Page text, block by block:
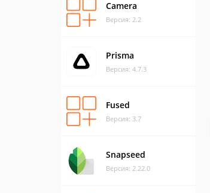
Camera
Версия: 2.2
Prisma
Версия: 4.7.3
Fused
Версия: 3.7
Snapseed
Версия: 2.22.0